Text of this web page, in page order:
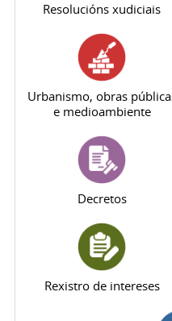
Resolucións xudiciais
Urbanismo, obras
e medioambiente
Decretos
Rexistro de intereses